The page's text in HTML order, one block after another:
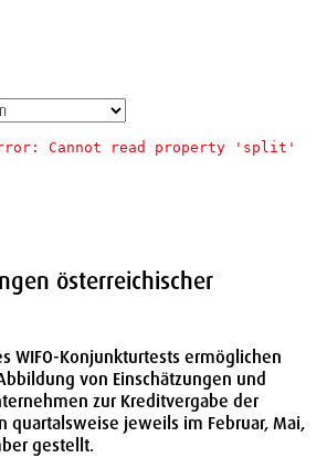
Cannot read property 'split'
österreichischer
WIFO-Konjunkturtests ermöglichen
von Einschätzungen und
zur Kreditvergabe der
quartalsweise jeweils im Februar, Mai,
gestellt.